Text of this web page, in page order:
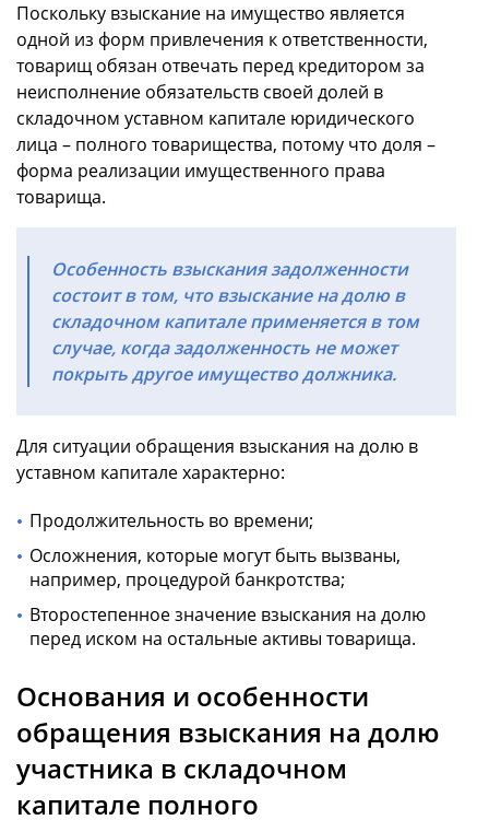
Поскольку взыскание на имущество является
одной из форм привлечения к ответственности,
товарищ обязан отвечать перед кредитором за
неисполнение обязательств своей долей в
складочном уставном капитале юридического
лица – полного товарищества, потому что доля –
форма реализации имущественного права
товарища.
Особенность взыскания задолженности
состоит в том, что взыскание на долю в
складочном капитале применяется в том
случае, когда задолженность не может
покрыть другое имущество должника.
Для ситуации обращения взыскания на долю в
уставном капитале характерно:
Продолжительность во времени;
Осложнения, которые могут быть вызваны,
например, процедурой банкротства;
Второстепенное значение взыскания на долю
перед иском на остальные активы товарища.
Основания и особенности
обращения взыскания на долю
участника в складочном
капитале полного